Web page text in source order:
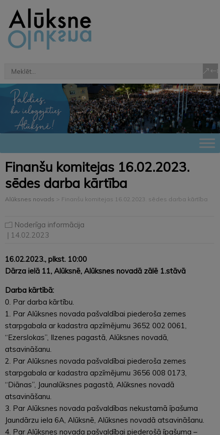
Finanšu komitejas 16.02.2023.
sēdes darba kārtība
Alūksnes novads > Finanšu komitejas 16.02.2023. sēdes darba kārtība
Noderīga informācija
| 14.02.2023
16.02.2023., plkst. 10:00
Dārza ielā 11, Alūksnē, Alūksnes novadā zālē 1.stāvā
Darba kārtībā:
0. Par darba kārtību.
1. Par Alūksnes novada pašvaldībai piederoša zemes
starpgabala ar kadastra apzīmējumu 3652 002 0061,
“Ezerslokas”, Ilzenes pagastā, Alūksnes novadā,
atsavināšanu.
2. Par Alūksnes novada pašvaldībai piederoša zemes
starpgabala ar kadastra apzīmējumu 3656 008 0173,
“Diānas”, Jaunalūksnes pagastā, Alūksnes novadā
atsavināšanu.
3. Par Alūksnes novada pašvaldības nekustamā īpašuma
Jaundārzu iela 6A, Alūksnē, Alūksnes novadā atsavināšanu.
4. Par Alūksnes novada pašvaldībai piederošā īpašuma –